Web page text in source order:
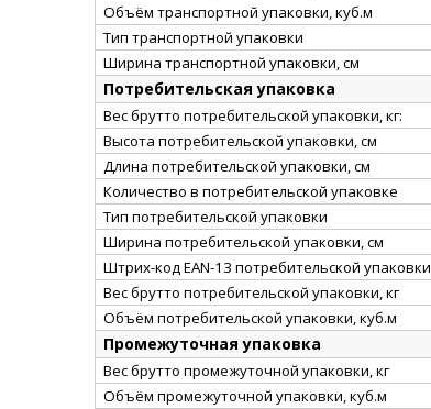
Объём транспортной упаковки, куб.м
Тип транспортной упаковки
Ширина транспортной упаковки, см
Потребительская упаковка
Вес брутто потребительской упаковки, кг:
Высота потребительской упаковки, см
Длина потребительской упаковки, см
Количество в потребительской упаковке
Тип потребительской упаковки
Ширина потребительской упаковки, см
Штрих-код EAN-13 потребительской упаковки
Вес брутто потребительской упаковки, кг
Объём потребительской упаковки, куб.м
Промежуточная упаковка
Вес брутто промежуточной упаковки, кг
Объём промежуточной упаковки, куб.м